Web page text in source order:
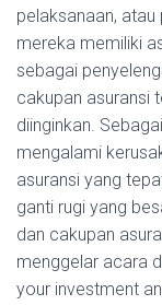
pelaksanaan,
mereka memiliki
sebagai
cakupan asuransi
diinginkan.
mengalami
asuransi yang
ganti rugi yang
dan cakupan
menggelar acara
your investment